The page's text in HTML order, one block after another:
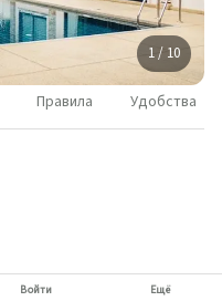
1 / 10
Правила Удобства
Войти Ещё